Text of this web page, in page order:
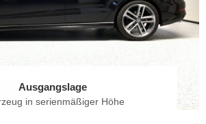
Ausgangslage
in serienmäßiger Höhe